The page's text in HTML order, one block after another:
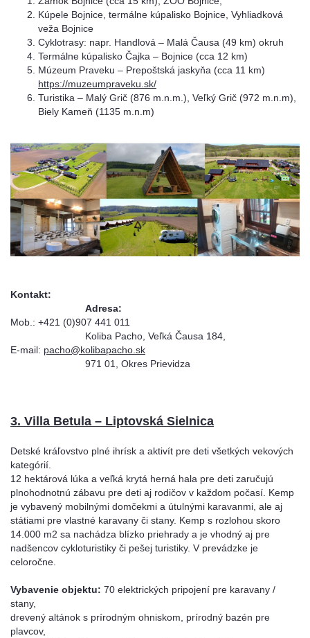
Kúpele Bojnice, termálne kúpalisko Bojnice, Vyhliadková
veža Bojnice
Cyklotrasy: napr. Handlová – Malá Čausa (49 km) okruh
Termálne kúpalisko Čajka – Bojnice (cca 12 km)
Múzeum Praveku – Prepoštská jaskyňa (cca 11 km)
https://muzeumpraveku.sk/
Turistika – Malý Grič (876 m.n.m.), Veľký Grič (972 m.n.m),
Biely Kameň (1135 m.n.m)
Kontakt:
Adresa:
Mob.: +421 (0)907 441 011
Koliba Pacho, Veľká Čausa 184,
E-mail: pacho@kolibapacho.sk
971 01, Okres Prievidza
3. Villa Betula – Liptovská Sielnica
Detské kráľovstvo plné ihrísk a aktivít pre deti všetkých vekových
kategórií.
12 hektárová lúka a veľká krytá herná hala pre deti zaručujú
plnohodnotnú zábavu pre deti aj rodičov v každom počasí. Kemp
je vybavený mobilnými domčekmi a útulnými karavanmi, ale aj
státiami pre vlastné karavany či stany. Kemp s rozlohou skoro
14.000 m2 sa nachádza blízko priehrady a je vhodný aj pre
nadšencov cykloturistiky či pešej turistiky. V prevádzke je
celoročne.
Vybavenie objektu: 70 elektrických pripojení pre karavany /
stany,
drevený altánok s prírodným ohniskom, prírodný bazén pre
plavcov,